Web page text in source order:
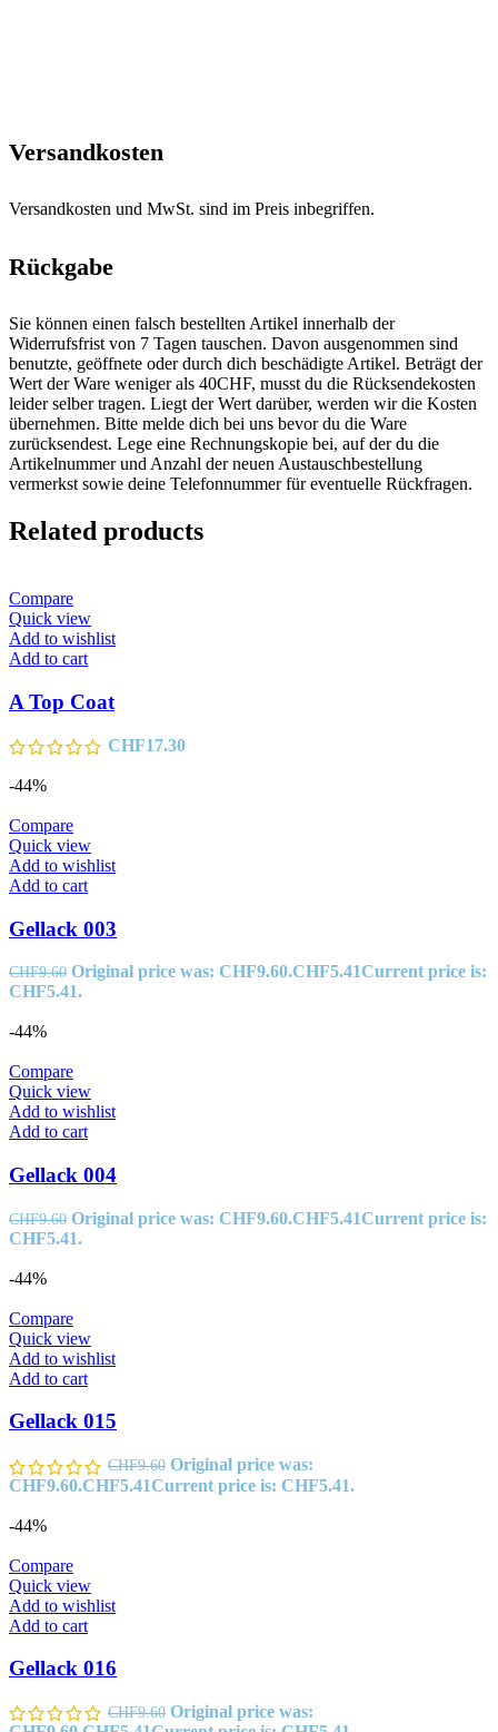
Versandkosten
Versandkosten und MwSt. sind im Preis inbegriffen.
Rückgabe
Sie können einen falsch bestellten Artikel innerhalb der
Widerrufsfrist von 7 Tagen tauschen. Davon ausgenommen sind
benutzte, geöffnete oder durch dich beschädigte Artikel. Beträgt der
Wert der Ware weniger als 40CHF, musst du die Rücksendekosten
leider selber tragen. Liegt der Wert darüber, werden wir die Kosten
übernehmen. Bitte melde dich bei uns bevor du die Ware
zurücksendest. Lege eine Rechnungskopie bei, auf der du die
Artikelnummer und Anzahl der neuen Austauschbestellung
vermerkst sowie deine Telefonnummer für eventuelle Rückfragen.
Related products
Compare
Quick view
Add to wishlist
Add to cart
A Top Coat
CHF17.30
-44%
Compare
Quick view
Add to wishlist
Add to cart
Gellack 003
CHF9.60 Original price was: CHF9.60.CHF5.41Current price is:
CHF5.41.
-44%
Compare
Quick view
Add to wishlist
Add to cart
Gellack 004
CHF9.60 Original price was: CHF9.60.CHF5.41Current price is:
CHF5.41.
-44%
Compare
Quick view
Add to wishlist
Add to cart
Gellack 015
CHF9.60 Original price was:
CHF9.60.CHF5.41Current price is: CHF5.41.
-44%
Compare
Quick view
Add to wishlist
Add to cart
Gellack 016
CHF9.60 Original price was: